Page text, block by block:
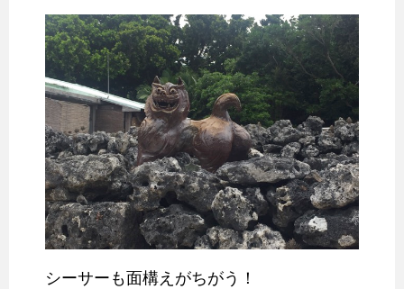
シーサーも面構えがちがう！